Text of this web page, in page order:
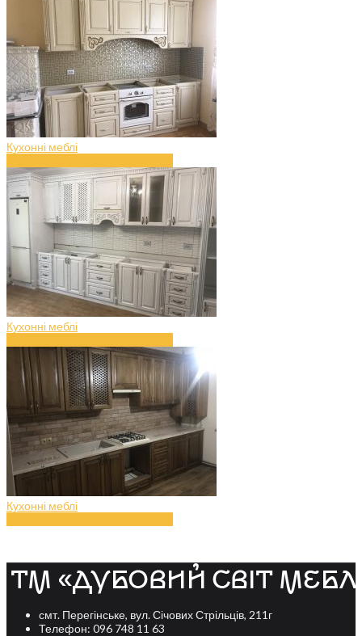
Кухонні меблі
Кухонні меблі
Кухонні меблі
смт. Перегінське, вул. Січових Стрільців, 211г
Телефон: 096 748 11 63